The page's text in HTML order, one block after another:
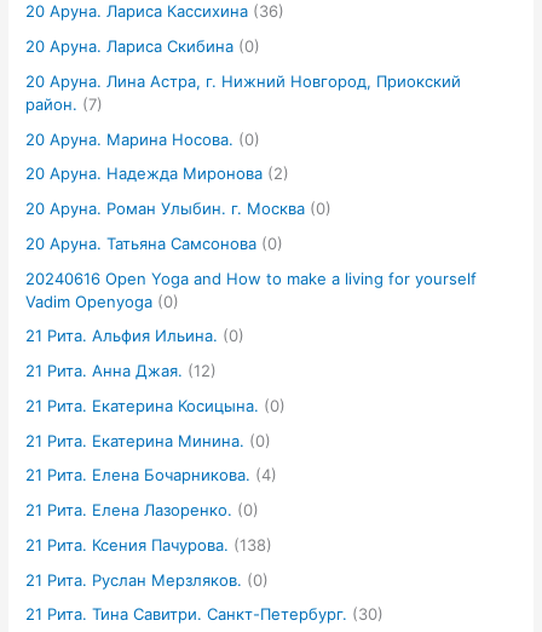
20 Аруна. Лариса Кассихина (36)
20 Аруна. Лариса Скибина (0)
20 Аруна. Лина Астра, г. Нижний Новгород, Приокский
район. (7)
20 Аруна. Марина Носова. (0)
20 Аруна. Надежда Миронова (2)
20 Аруна. Роман Улыбин. г. Москва (0)
20 Аруна. Татьяна Самсонова (0)
20240616 Open Yoga and How to make a living for yourself
Vadim Openyoga (0)
21 Рита. Альфия Ильина. (0)
21 Рита. Анна Джая. (12)
21 Рита. Екатерина Косицына. (0)
21 Рита. Екатерина Минина. (0)
21 Рита. Елена Бочарникова. (4)
21 Рита. Елена Лазоренко. (0)
21 Рита. Ксения Пачурова. (138)
21 Рита. Руслан Мерзляков. (0)
21 Рита. Тина Савитри. Санкт-Петербург. (30)